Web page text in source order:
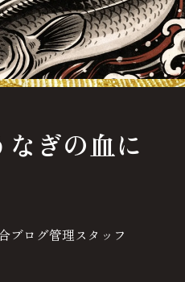
なぎの血に
ブログ管理スタッフ